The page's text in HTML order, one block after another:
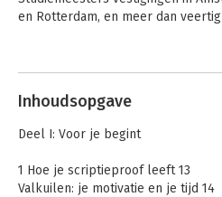
en Rotterdam, en meer dan
Andere boeken
Inhoudsopgave
Deel I: Voor je begint
1 Hoe je scriptieproof leeft 13
Valkuilen: je motivatie en je tijd 14